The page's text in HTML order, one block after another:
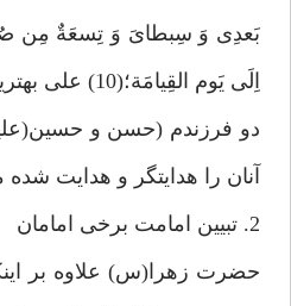
بَعدِى وَ سِبطاىَ وَ تِسعَةٌ مِن صُلب
اِلَى يَوم
دو فرزندم (حسن و
آنان را هدايتگر و هدايت
2. تبيين امامت برخى امامان‏
حضرت زهرا(س) علاوه بر